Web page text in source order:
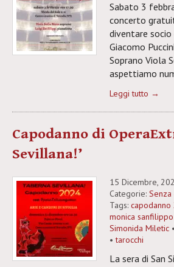
Sabato 3
concerto
diventare socio
Giacomo
Soprano Viola
aspettiamo
Leggi tutto →
Capodanno di
Sevillana!’
15 Dicembre,
Categorie:
Tags:
monica sanfilippo
Simonida Miletic •
•tarocchi
La sera di San